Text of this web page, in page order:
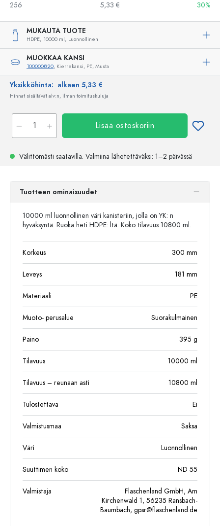
256
5,33 € 30%
MUKAUTA TUOTE
HDPE, 10000 ml, Luonnollinen
MUOKKAA KANSI
100000820, Kierrekansi, PE, Musta
Yksikköhinta: alkaen 5,33 €
Hinnat sisältävät alv:n, ilman toimituskuluja
Lisää ostoskoriin
Välittömästi saatavilla. Valmiina lähetettäväksi: 1–2 päivässä
Tuotteen ominaisuudet
10000 ml luonnollinen väri kanisteriin, jolla on YK: n
hyväksyntä. Ruoka heti HDPE: ltä. Koko tilavuus 10800 ml.
Korkeus 300 mm
Leveys 181 mm
Materiaali PE
Muoto- perusalue Suorakulmainen
Paino 395 g
Tilavuus 10000 ml
Tilavuus – reunaan asti 10800 ml
Tulostettava Ei
Valmistusmaa Saksa
Väri Luonnollinen
Suuttimen koko ND 55
Valmistaja
Flaschenland GmbH, Am
Kirchenwald 1, 56235 Ransbach-
Baumbach, gpsr@flaschenland.de